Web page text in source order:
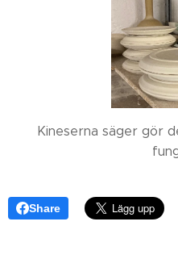
Kineserna säger gör
Share